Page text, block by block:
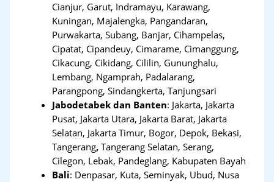
Cianjur, Garut, Indramayu, Karawang,
Kuningan, Majalengka, Pangandaran,
Purwakarta, Subang, Banjar, Cihampelas,
Cipatat, Cipandeuy, Cimarame, Cimanggung,
Cikacung, Cikidang, Cililin, Gununghalu,
Lembang, Ngamprah, Padalarang,
Parangpong, Sindangkerta, Tanjungsari
Jabodetabek dan Banten: Jakarta, Jakarta
Pusat, Jakarta Utara, Jakarta Barat, Jakarta
Selatan, Jakarta Timur, Bogor, Depok, Bekasi,
Tangerang,Tangerang Selatan, Serang,
Cilegon, Lebak, Pandeglang, Kabupaten Bayah
Bali: Denpasar, Kuta, Seminyak, Ubud, Nusa